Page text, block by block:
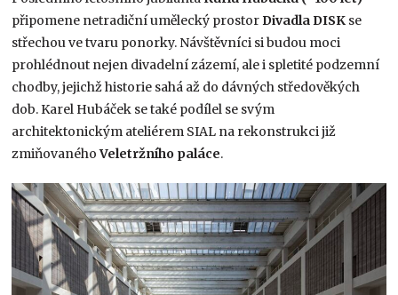
připomene netradiční umělecký prostor Divadla DISK se
střechou ve tvaru ponorky. Návštěvníci si budou moci
prohlédnout nejen divadelní zázemí, ale i spletité podzemní
chodby, jejichž historie sahá až do dávných středověkých
dob. Karel Hubáček se také podílel se svým
architektonickým ateliérem SIAL na rekonstrukci již
zmiňovanéhoVeletržního paláce.